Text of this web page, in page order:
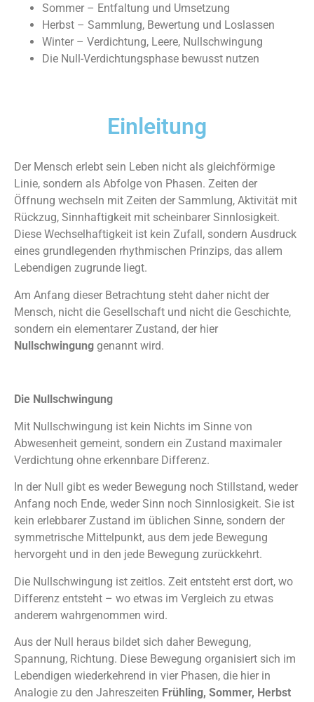
Sommer – Entfaltung und Umsetzung
Herbst – Sammlung, Bewertung und Loslassen
Winter – Verdichtung, Leere, Nullschwingung
Die Null-Verdichtungsphase bewusst nutzen
Einleitung
Der Mensch erlebt sein Leben nicht als gleichförmige
Linie, sondern als Abfolge von Phasen. Zeiten der
Öffnung wechseln mit Zeiten der Sammlung, Aktivität mit
Rückzug, Sinnhaftigkeit mit scheinbarer Sinnlosigkeit.
Diese Wechselhaftigkeit ist kein Zufall, sondern Ausdruck
eines grundlegenden rhythmischen Prinzips, das allem
Lebendigen zugrunde liegt.
Am Anfang dieser Betrachtung steht daher nicht der
Mensch, nicht die Gesellschaft und nicht die Geschichte,
sondern ein elementarer Zustand, der hier
Nullschwingung genannt wird.
Die Nullschwingung
Mit Nullschwingung ist kein Nichts im Sinne von
Abwesenheit gemeint, sondern ein Zustand maximaler
Verdichtung ohne erkennbare Differenz.
In der Null gibt es weder Bewegung noch Stillstand, weder
Anfang noch Ende, weder Sinn noch Sinnlosigkeit. Sie ist
kein erlebbarer Zustand im üblichen Sinne, sondern der
symmetrische Mittelpunkt, aus dem jede Bewegung
hervorgeht und in den jede Bewegung zurückkehrt.
Die Nullschwingung ist zeitlos. Zeit entsteht erst dort, wo
Differenz entsteht – wo etwas im Vergleich zu etwas
anderem wahrgenommen wird.
Aus der Null heraus bildet sich daher Bewegung,
Spannung, Richtung. Diese Bewegung organisiert sich im
Lebendigen wiederkehrend in vier Phasen, die hier in
Analogie zu den Jahreszeiten Frühling, Sommer, Herbst